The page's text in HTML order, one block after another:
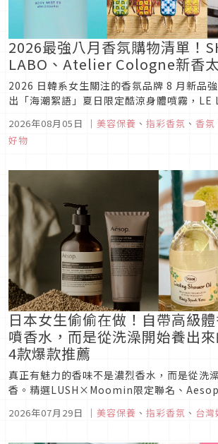
2026最強八月香氛購物清單！
LABO、Atelier Cologne新香
2026 日韓系女生關注的香氛品牌 8 月新品
出「海潮絮語」夏日限定酷涼身體噴霧，LE
藤編風情的 Titi 隨香小伴配件。最全香氛購
2026年08月05日 ｜ 美容保養 、 指彩香氛 、 香氛
好物
日本女生偷偷在做！自帶高級
噴香水，而是從洗澡開始養出來
4款爆款推薦
真正有魅力的香味不是濃烈香水，而是從洗
香。精選LUSH×Moomin限定聯名、
澡、沐浴到私密保養，一次打造令人忍不住
2026年07月29日 ｜ 美容保養 、 指彩香氛 、 台灣